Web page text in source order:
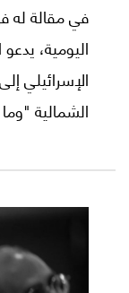
في مقالة له
اليومية،
الإسرائيلي
الشمالية
ضبط النفس
ضعف، وهو